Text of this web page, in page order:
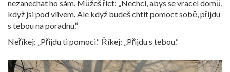
nezanechat ho sám. Můžeš říct: „Nechci, abys se vracel domů,
když jsi pod vlivem. Ale když budeš chtít pomoct sobě, přijdu
s tebou na poradnu.“
Neříkej: „Přijdu ti pomoci.“ Říkej: „Přijdu s tebou.“